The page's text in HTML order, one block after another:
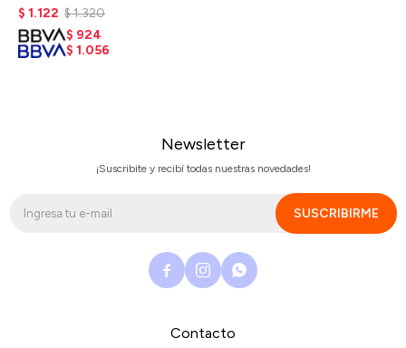
$ 1.122 $1.320
$ 924
$ 1.056
Contacto
Newsletter
¡Suscribite y recibí todas nuestras novedades!
SUSCRIBIRME
  